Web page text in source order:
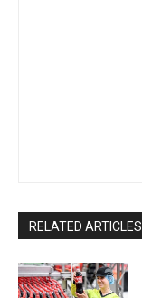
RELATED ARTICLES